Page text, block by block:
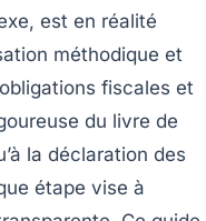
est en réalité
méthodique et
fiscales et
du livre de
la déclaration des
étape vise à